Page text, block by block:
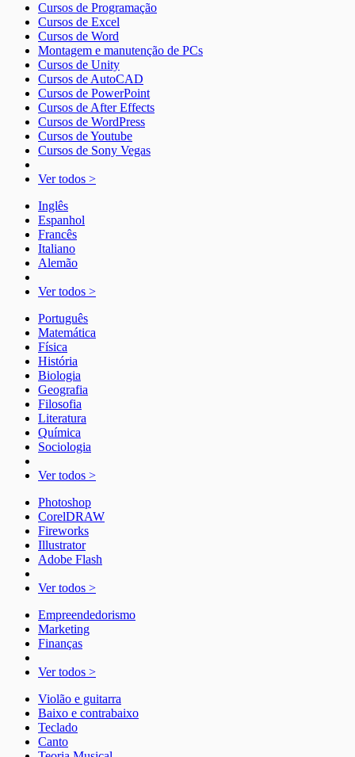
Cursos de Programação
Cursos de Excel
Cursos de Word
Montagem e manutenção de PCs
Cursos de Unity
Cursos de AutoCAD
Cursos de PowerPoint
Cursos de After Effects
Cursos de WordPress
Cursos de Youtube
Cursos de Sony Vegas
Ver todos >
Inglês
Espanhol
Francês
Italiano
Alemão
Ver todos >
Português
Matemática
Física
História
Biologia
Geografia
Filosofia
Literatura
Química
Sociologia
Ver todos >
Photoshop
CorelDRAW
Fireworks
Illustrator
Adobe Flash
Ver todos >
Empreendedorismo
Marketing
Finanças
Ver todos >
Violão e guitarra
Baixo e contrabaixo
Teclado
Canto